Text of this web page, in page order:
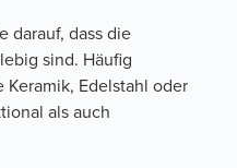
darauf, dass die
sind. Häufig
Edelstahl oder
als auch